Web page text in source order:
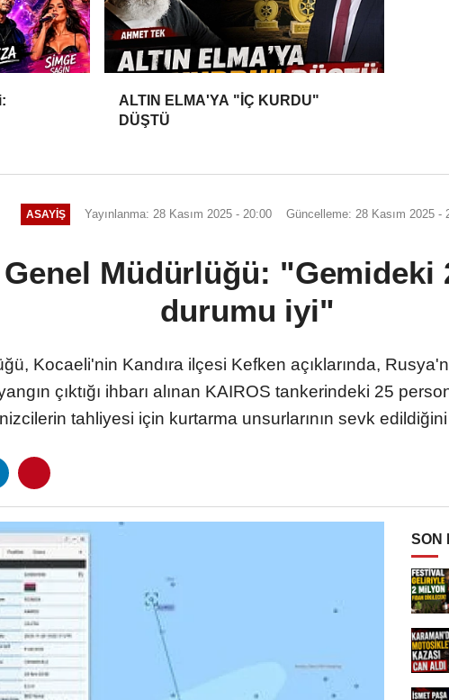
ALTIN ELMA'YA "İÇ KURDU"
DÜŞTÜ
ASAYIŞ Yayınlanma: 28 Kasım 2025 - 20:00 Güncelleme: 28 Kasım 2025 -
Müdürlüğü: "Gemideki
durumu iyi"
Kocaeli'nin Kandıra ilçesi Kefken açıklarında,
çıktığı ihbarı alınan KAIROS tankerindeki 25
tahliyesi için kurtarma unsurlarının sevk edildiğini
SON